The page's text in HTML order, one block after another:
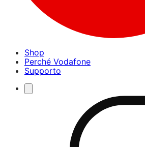
Shop
Perché Vodafone
Supporto